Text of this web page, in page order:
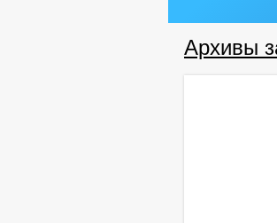
Архивы